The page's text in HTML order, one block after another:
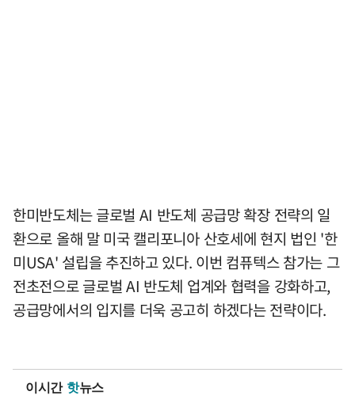
한미반도체는 글로벌 AI 반도체 공급망 확장 전략의 일
환으로 올해 말 미국 캘리포니아 산호세에 현지 법인 '한
미USA' 설립을 추진하고 있다. 이번 컴퓨텍스 참가는 그
전초전으로 글로벌 AI 반도체 업계와 협력을 강화하고,
공급망에서의 입지를 더욱 공고히 하겠다는 전략이다.
이시간 핫뉴스